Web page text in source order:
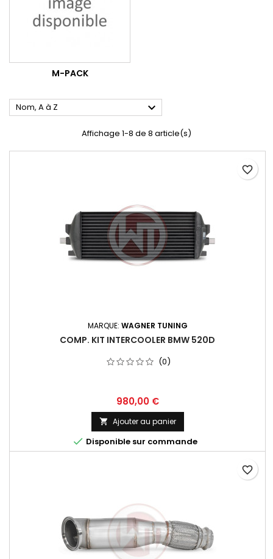
M-PACK
Nom, A à Z 
Affichage 1-8 de 8 article(s)
MARQUE: WAGNER TUNING
COMP. KIT INTERCOOLER BMW 520D
(0)
Prix
980,00 €
 Ajouter au panier
 Disponible sur commande
favorite_border
favorite_border